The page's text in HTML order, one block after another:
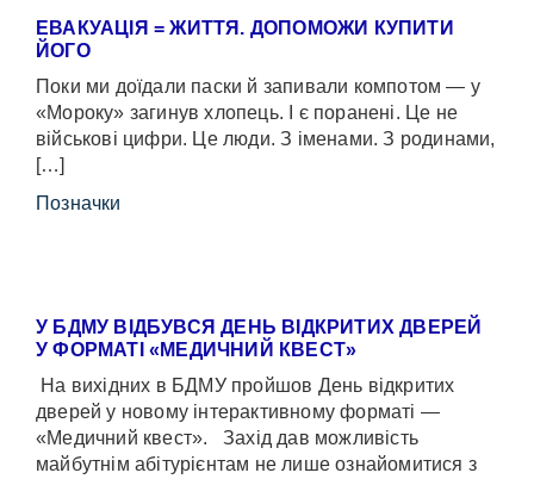
ЕВАКУАЦІЯ = ЖИТТЯ. ДОПОМОЖИ КУПИТИ
ЙОГО
Поки ми доїдали паски й запивали компотом — у
«Мороку» загинув хлопець. І є поранені. Це не
військові цифри. Це люди. З іменами. З родинами,
[…]
Позначки
У БДМУ ВІДБУВСЯ ДЕНЬ ВІДКРИТИХ ДВЕРЕЙ
У ФОРМАТІ «МЕДИЧНИЙ КВЕСТ»
На вихідних в БДМУ пройшов День відкритих
дверей у новому інтерактивному форматі —
«Медичний квест». Захід дав можливість
майбутнім абітурієнтам не лише ознайомитися з